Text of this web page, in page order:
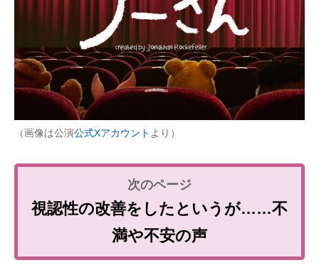
（画像は公演公式Xアカウント より）
視認性の改善をしたというが……不
満や不安の声